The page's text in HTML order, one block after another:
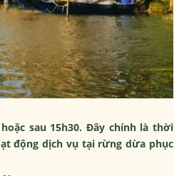
sau 15h30. Đây chính là thời
động dịch vụ tại rừng dừa phục